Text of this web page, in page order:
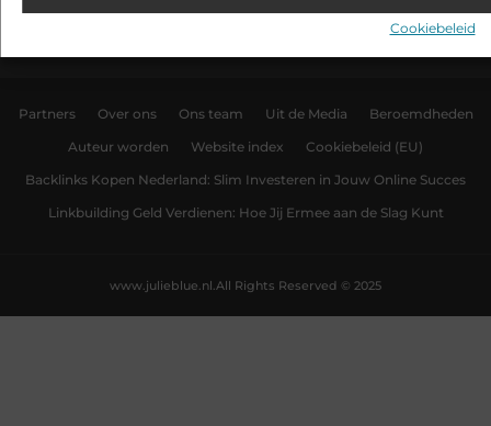
Cookiebeleid
het moment.
Partners Over ons Ons team Uit de Media Beroemdheden
Auteur worden Website index Cookiebeleid (EU)
Backlinks Kopen Nederland: Slim Investeren in Jouw Online Succes
Linkbuilding Geld Verdienen: Hoe Jij Ermee aan de Slag Kunt
All Rights Reserved © 2025
www.julieblue.nl.